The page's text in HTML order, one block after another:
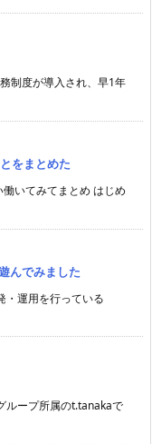
制度が導入され、早1年
をまとめた
いてみてまとめ はじめ
んでみました
・運用を行っている
ループ所属のt.tanakaで